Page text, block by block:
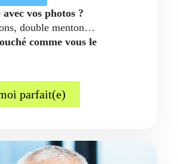
avec vos photos ?
double menton…
comme vous le
parfait(e)